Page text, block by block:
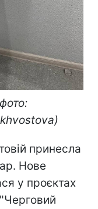
принесла
Нове
у проєктах